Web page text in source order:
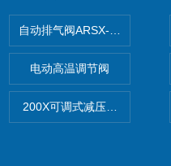
自动排气阀ARSX-0015/
电动高温调节阀
200X可调式减压阀（减压稳